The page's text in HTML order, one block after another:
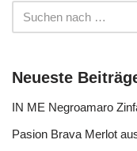
Neueste
IN ME Negroamaro
Pasion Brava Merlot